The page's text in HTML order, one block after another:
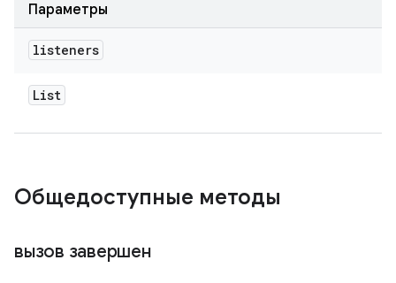
Параметры
listeners
List
Общедоступные методы
вызов завершен